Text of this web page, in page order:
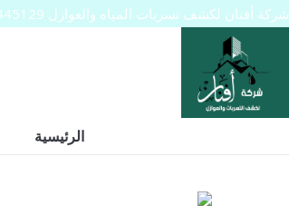
شركة أفنان لكشف تسربات المياه والعوازل 0553445129
الرئيسية